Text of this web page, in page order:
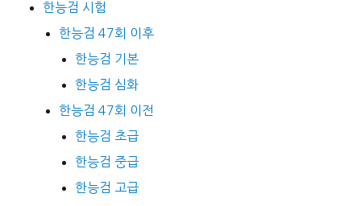
한능검 시험
한능검 47회 이후
한능검 기본
한능검 심화
한능검 47회 이전
한능검 초급
한능검 중급
한능검 고급